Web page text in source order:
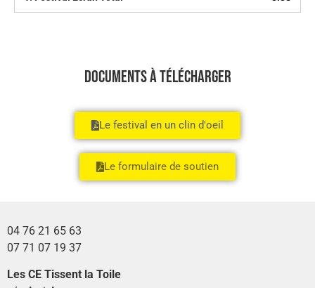
Documents à télécharger
Le festival en un clin d'oeil
Le formulaire de soutien
04 76 21 65 63
07 71 07 19 37
Les CE Tissent la Toile